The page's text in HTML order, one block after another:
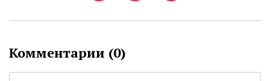
Комментарии (0)